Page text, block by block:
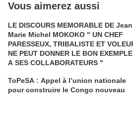
Vous aimerez aussi
LE DISCOURS MEMORABLE DE Jean
Marie Michel MOKOKO " UN CHEF
PARESSEUX, TRIBALISTE ET VOLEUR
NE PEUT DONNER LE BON EXEMPLE
A SES COLLABORATEURS "
ToPeSA : Appel à l’union nationale
pour construire le Congo nouveau